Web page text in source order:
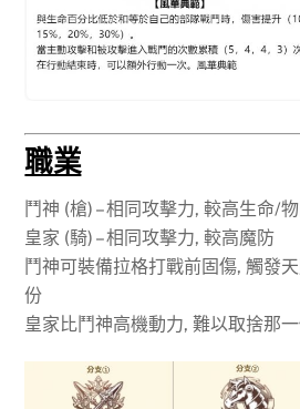
職業
鬥神 (槍) – 相同攻擊力, 較高生命/
皇家 (騎) – 相同攻擊力, 較高魔防
鬥神可裝備拉格打戰前固傷, 觸發
份
皇家比鬥神高機動力, 難以取捨那